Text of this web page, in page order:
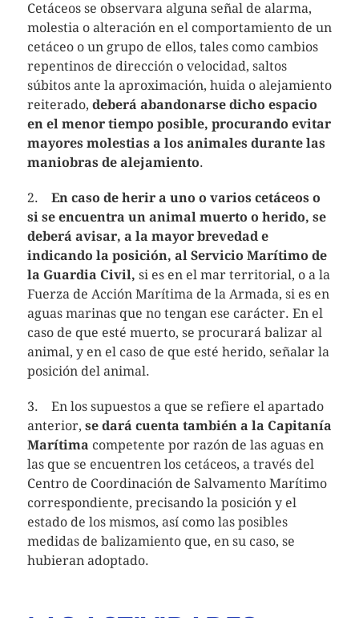
Cetáceos se observara alguna señal de alarma,
molestia o alteración en el comportamiento de un
cetáceo o un grupo de ellos, tales como cambios
repentinos de dirección o velocidad, saltos
súbitos ante la aproximación, huida o alejamiento
reiterado, deberá abandonarse dicho espacio
en el menor tiempo posible, procurando evitar
mayores molestias a los animales durante las
maniobras de alejamiento.
2. En caso de herir a uno o varios cetáceos o
si se encuentra un animal muerto o herido, se
deberá avisar, a la mayor brevedad e
indicando la posición, al Servicio Marítimo de
la Guardia Civil, si es en el mar territorial, o a la
Fuerza de Acción Marítima de la Armada, si es en
aguas marinas que no tengan ese carácter. En el
caso de que esté muerto, se procurará balizar al
animal, y en el caso de que esté herido, señalar la
posición del animal.
3. En los supuestos a que se refiere el apartado
anterior, se dará cuenta también a la Capitanía
Marítima competente por razón de las aguas en
las que se encuentren los cetáceos, a través del
Centro de Coordinación de Salvamento Marítimo
correspondiente, precisando la posición y el
estado de los mismos, así como las posibles
medidas de balizamiento que, en su caso, se
hubieran adoptado.